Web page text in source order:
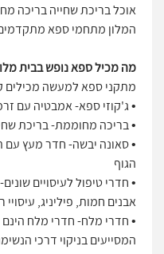
אוכל בריכת שחייה בריכה
המלון מתחמי ספא
מה מכיל ספא נופש בבית
מתקני ספא למעשה
• ג'קוזי ספא- אמבטיה עם
• בריכה מחוממת- בריכת
• סאונה יבשה- חדר מעץ עם
הגוף
• חדרי טיפול לעיסויים
אבנים חמות, פיליניג, עיסויי
• חדרי מלח- חדרי מלח
המסייעים בניקוי דרכי